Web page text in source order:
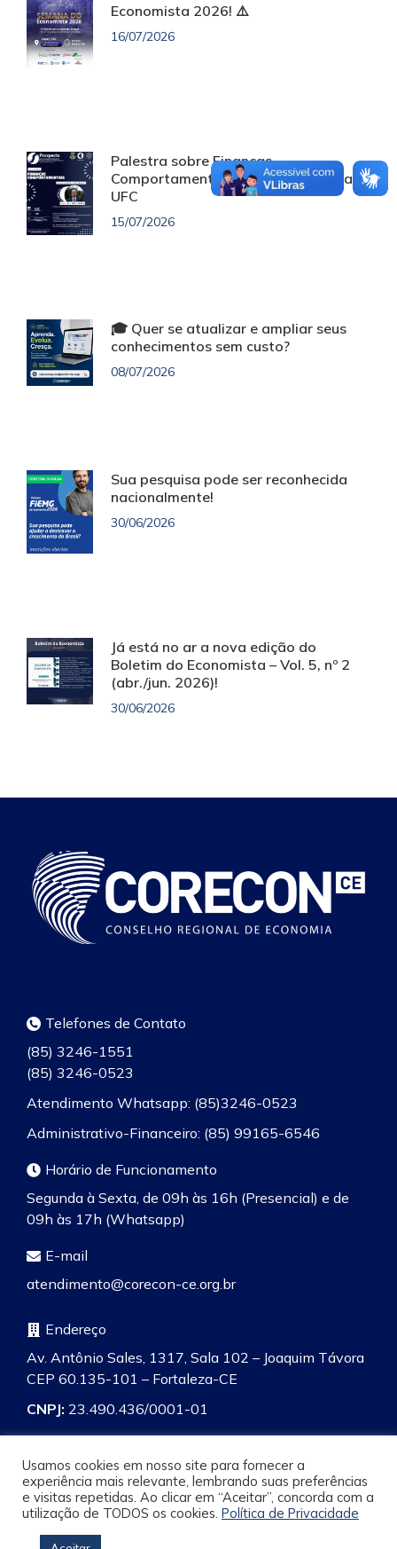
Economista 2026! ⚠️
16/07/2026
Palestra sobre Finanças
Comportamentais será realizada na
UFC
15/07/2026
🎓 Quer se atualizar e ampliar seus
conhecimentos sem custo?
08/07/2026
Sua pesquisa pode ser reconhecida
nacionalmente!
30/06/2026
Já está no ar a nova edição do
Boletim do Economista – Vol. 5, nº 2
(abr./jun. 2026)!
30/06/2026
Telefones de Contato
(85) 3246-1551
(85) 3246-0523
Atendimento Whatsapp: (85)3246-0523
Administrativo-Financeiro: (85) 99165-6546
Horário de Funcionamento
Segunda à Sexta, de 09h às 16h (Presencial) e de
09h às 17h (Whatsapp)
E-mail
atendimento@corecon-ce.org.br
Endereço
Av. Antônio Sales, 1317, Sala 102 – Joaquim Távora
CEP 60.135-101 – Fortaleza-CE
CNPJ: 23.490.436/0001-01
Pesquisa
Usamos cookies em nosso site para fornecer a
experiência mais relevante, lembrando suas preferências
e visitas repetidas. Ao clicar em “Aceitar”, concorda com a
utilização de TODOS os cookies. Política de Privacidade